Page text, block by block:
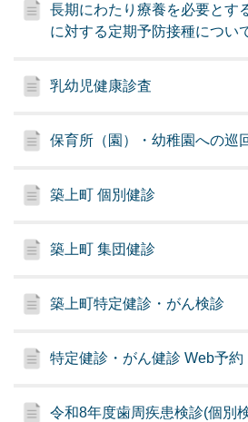
長期にわたり療養を必要とす
に対する定期予防接種につい
乳幼児健康診査
保育所（園）・幼稚園への巡
築上町 個別健診
築上町 集団健診
築上町特定健診・がん検診
特定健診・がん健診 Web予約
令和8年度歯周疾患検診(個別